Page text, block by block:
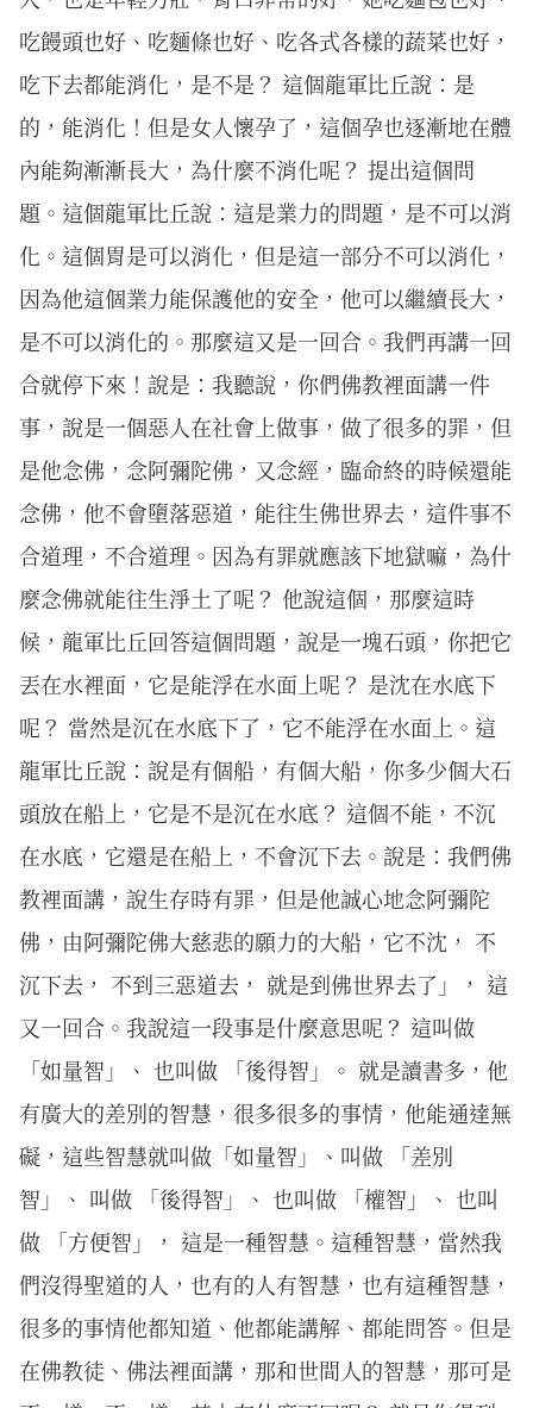
吃饅頭也好、吃麵條也好、吃各式各樣的蔬菜也好，
吃下去都能消化，是不是？ 這個龍軍比丘說：是
的，能消化！但是女人懷孕了，這個孕也逐漸地在體
內能夠漸漸長大，為什麼不消化呢？ 提出這個問
題。這個龍軍比丘說：這是業力的問題，是不可以消
化。這個胃是可以消化，但是這一部分不可以消化，
因為他這個業力能保護他的安全，他可以繼續長大，
是不可以消化的。那麼這又是一回合。我們再講一回
合就停下來！說是：我聽說，你們佛教裡面講一件
事，說是一個惡人在社會上做事，做了很多的罪，但
是他念佛，念阿彌陀佛，又念經，臨命終的時候還能
念佛，他不會墮落惡道，能往生佛世界去，這件事不
合道理，不合道理。因為有罪就應該下地獄嘛，為什
麼念佛就能往生淨土了呢？ 他說這個，那麼這時
候，龍軍比丘回答這個問題，說是一塊石頭，你把它
丟在水裡面，它是能浮在水面上呢？ 是沈在水底下
呢？ 當然是沉在水底下了，它不能浮在水面上。這
龍軍比丘說：說是有個船，有個大船，你多少個大石
頭放在船上，它是不是沉在水底？ 這個不能，不沉
在水底，它還是在船上，不會沉下去。說是：我們佛
教裡面講，說生存時有罪，但是他誠心地念阿彌陀
佛，由阿彌陀佛大慈悲的願力的大船，它不沈， 不
沉下去， 不到三惡道去， 就是到佛世界去了」， 這
又一回合。我說這一段事是什麼意思呢？ 這叫做
「如量智」、 也叫做 「後得智」。 就是讀書多，他
有廣大的差別的智慧，很多很多的事情，他能通達無
礙，這些智慧就叫做「如量智」、叫做 「差別
智」、 叫做 「後得智」、 也叫做 「權智」、 也叫
做 「方便智」， 這是一種智慧。這種智慧，當然我
們沒得聖道的人，也有的人有智慧，也有這種智慧，
很多的事情他都知道、他都能講解、都能問答。但是
在佛教徒、佛法裡面講，那和世間人的智慧，那可是